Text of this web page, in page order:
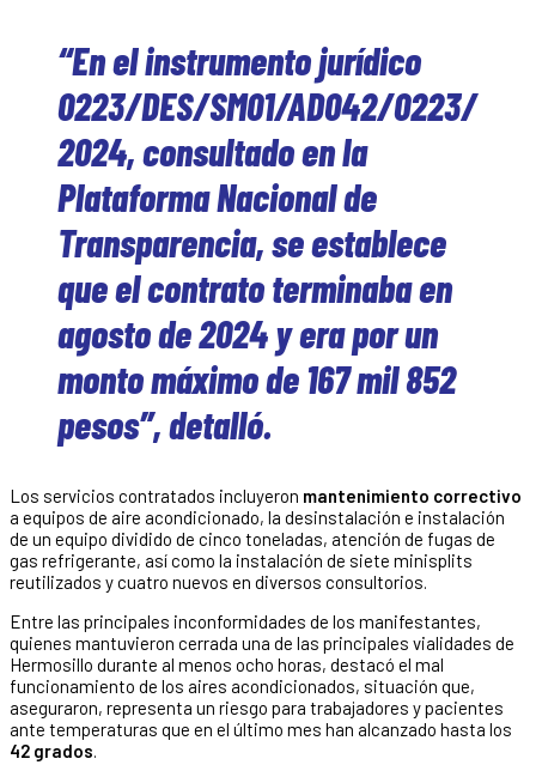
“En el instrumento jurídico
0223/DES/SM01/AD042/0223/
2024, consultado en la
Plataforma Nacional de
Transparencia, se establece
que el contrato terminaba en
agosto de 2024 y era por un
monto máximo de 167 mil 852
pesos”, detalló.
Los servicios contratados incluyeron mantenimiento correctivo
a equipos de aire acondicionado, la desinstalación e instalación
de un equipo dividido de cinco toneladas, atención de fugas de
gas refrigerante, así como la instalación de siete minisplits
reutilizados y cuatro nuevos en diversos consultorios.
Entre las principales inconformidades de los manifestantes,
quienes mantuvieron cerrada una de las principales vialidades de
Hermosillo durante al menos ocho horas, destacó el mal
funcionamiento de los aires acondicionados, situación que,
aseguraron, representa un riesgo para trabajadores y pacientes
ante temperaturas que en el último mes han alcanzado hasta los
42 grados.